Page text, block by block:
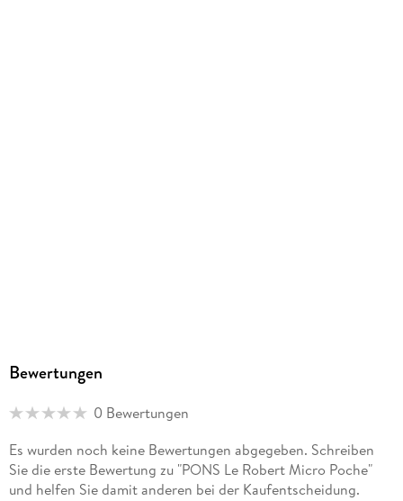
Bewertungen
0 Bewertungen
Es wurden noch keine Bewertungen abgegeben. Schreiben
Sie die erste Bewertung zu "PONS Le Robert Micro Poche"
und helfen Sie damit anderen bei der Kaufentscheidung.